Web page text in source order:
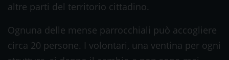
altre parti del territorio cittadino.
Ognuna delle mense parrocchiali può accogliere
circa 20 persone. I volontari, una ventina per ogni